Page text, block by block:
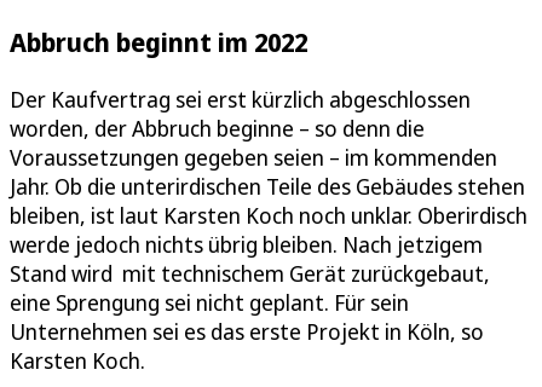
Abbruch beginnt im 2022
Der Kaufvertrag sei erst kürzlich abgeschlossen
worden, der Abbruch beginne – so denn die
Voraussetzungen gegeben seien – im kommenden
Jahr. Ob die unterirdischen Teile des Gebäudes stehen
bleiben, ist laut Karsten Koch noch unklar. Oberirdisch
werde jedoch nichts übrig bleiben. Nach jetzigem
Stand wird mit technischem Gerät zurückgebaut,
eine Sprengung sei nicht geplant. Für sein
Unternehmen sei es das erste Projekt in Köln, so
Karsten Koch.